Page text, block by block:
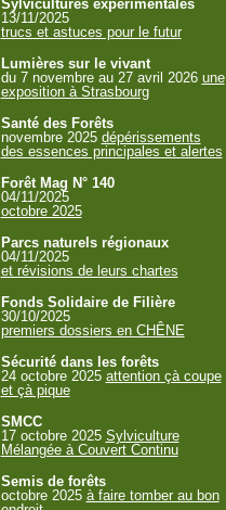
Sylvicultures expérimentales
13/11/2025
trucs et astuces pour le futur
Lumières sur le vivant
du 7 novembre au 27 avril 2026 une
exposition à Strasbourg
Santé des Forêts
novembre 2025 dépérissements
des essences principales et alertes
Forêt Mag N° 140
04/11/2025
octobre 2025
Parcs naturels régionaux
04/11/2025
et révisions de leurs chartes
Fonds Solidaire de Filière
30/10/2025
premiers dossiers en CHÊNE
Sécurité dans les forêts
24 octobre 2025 attention çà coupe
et çà pique
SMCC
17 octobre 2025 Sylviculture
Mélangée à Couvert Continu
Semis de forêts
octobre 2025 à faire tomber au bon